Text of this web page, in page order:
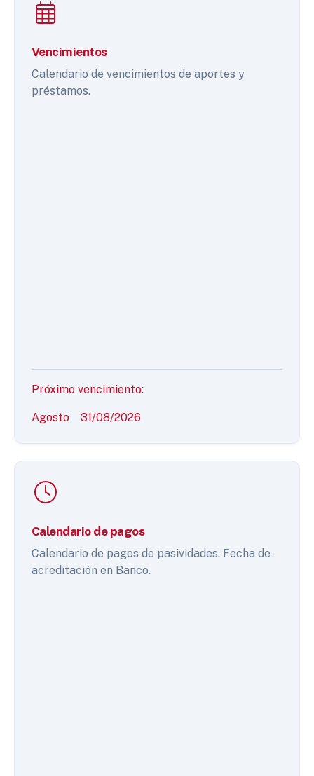
Vencimientos
Calendario de vencimientos de aportes y
préstamos.
Próximo vencimiento:
Agosto 31/08/2026
Calendario de pagos
Calendario de pagos de pasividades. Fecha de
acreditación en Banco.